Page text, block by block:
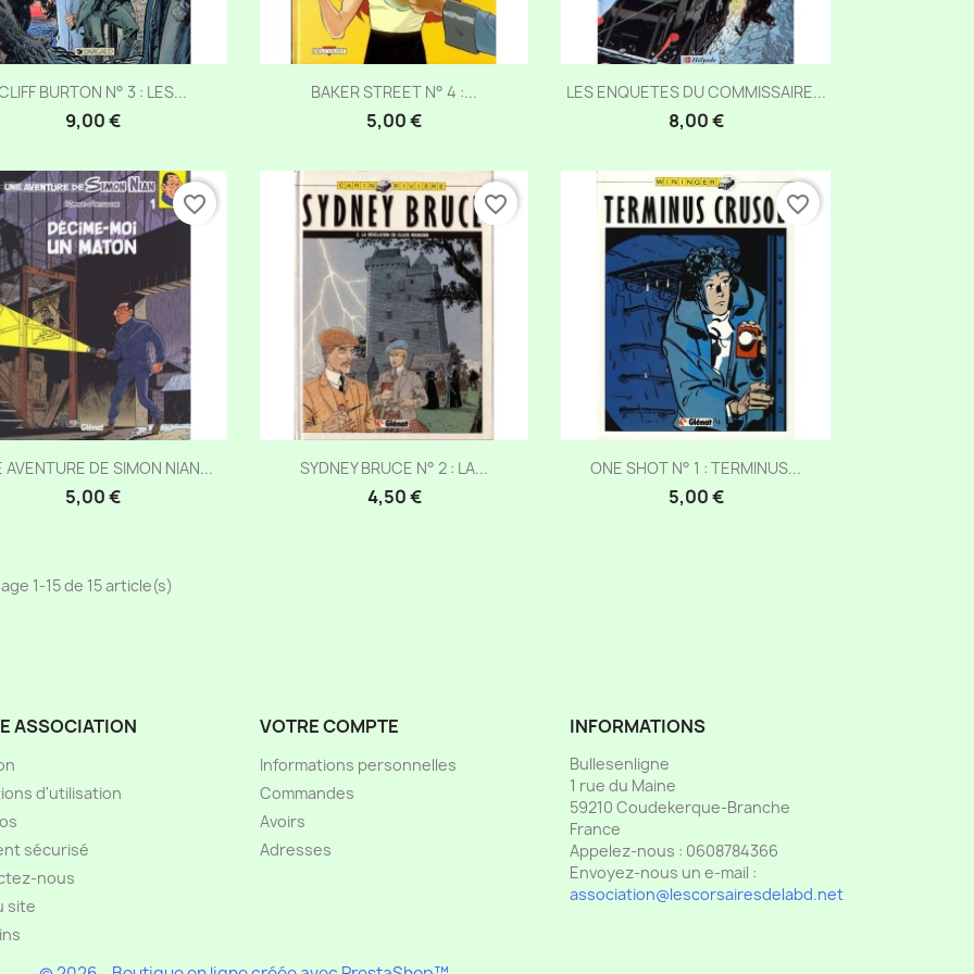
Aperçu rapide
BURTON N° 3 : LES...
9,00 €
Aperçu rapide
BAKER STREET N° 4 :...
5,00 €
Aperçu rapide
LES ENQUETES DU COMMISSAIRE...
8,00 €
Aperçu rapide
AVENTURE DE SIMON NIAN...
5,00 €
favorite_border
Aperçu rapide
SYDNEY BRUCE N° 2 : LA...
4,50 €
favorite_border
Aperçu rapide
ONE SHOT N° 1 : TERMINUS...
5,00 €
favorite_border
1-15 de 15 article(s)
ASSOCIATION
d'utilisation
sécurisé
nous
site
VOTRE COMPTE
Informations personnelles
Commandes
Avoirs
Adresses
INFORMATIONS
Bullesenligne
1 rue du Maine
59210 Coudekerque-Branche
France
Appelez-nous : 0608784366
Envoyez-nous un e-mail :
association@lescorsairesdelabd.net